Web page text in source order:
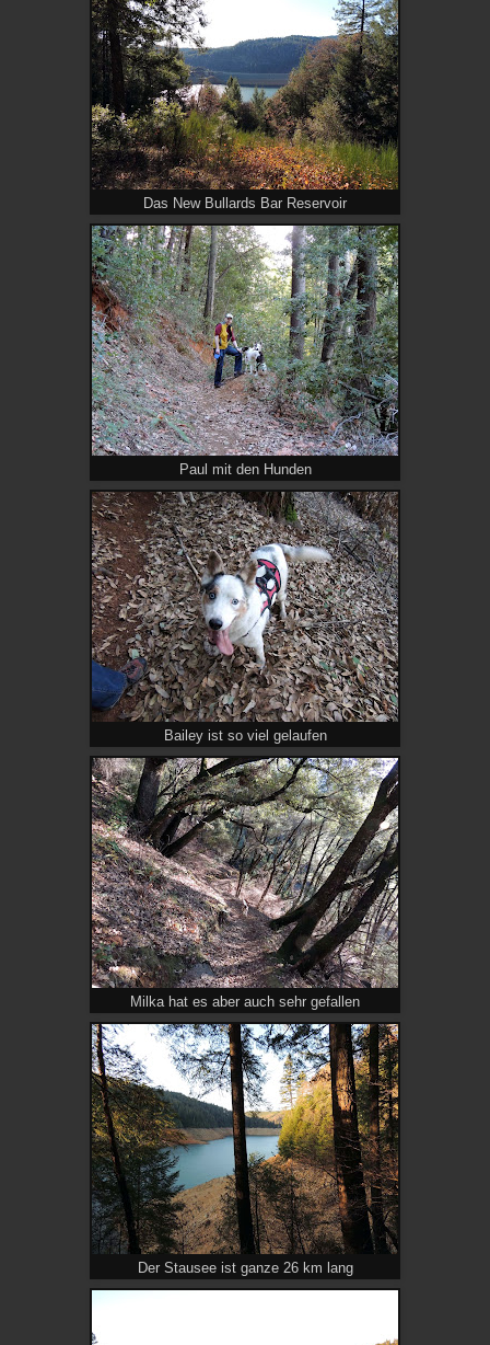
Das New Bullards Bar Reservoir
Paul mit den Hunden
Bailey ist so viel gelaufen
Milka hat es aber auch sehr gefallen
Der Stausee ist ganze 26 km lang